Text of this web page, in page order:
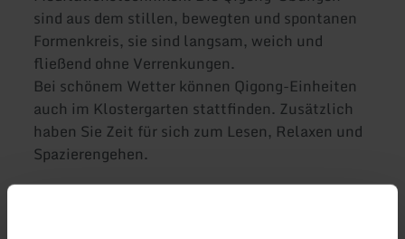
sind aus dem stillen, bewegten und spontanen
Formenkreis, sie sind langsam, weich und
fließend ohne Verrenkungen.
Bei schönem Wetter können Qigong-Einheiten
auch im Klostergarten stattfinden. Zusätzlich
haben Sie Zeit für sich zum Lesen, Relaxen und
Spazierengehen.